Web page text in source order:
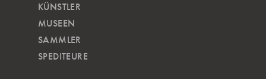
KÜNSTLER
MUSEEN
SAMMLER
SPEDITEURE